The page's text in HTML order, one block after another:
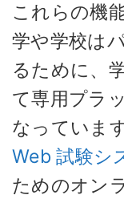
これらの機
学や学校は
るために、
て専用プラ
なっていま
Web 試験シ
ためのオン